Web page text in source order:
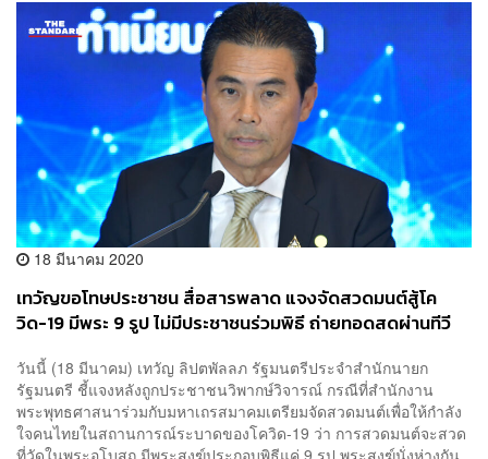
18 มีนาคม 2020
เทวัญขอโทษประชาชน สื่อสารพลาด แจงจัดสวดมนต์สู้โค
วิด-19 มีพระ 9 รูป ไม่มีประชาชนร่วมพิธี ถ่ายทอดสดผ่านทีวี
วันนี้ (18 มีนาคม) เทวัญ ลิปตพัลลภ รัฐมนตรีประจำสำนักนายก
รัฐมนตรี ชี้แจงหลังถูกประชาชนวิพากษ์วิจารณ์ กรณีที่สำนักงาน
พระพุทธศาสนาร่วมกับมหาเถรสมาคมเตรียมจัดสวดมนต์เพื่อให้กำลัง
ใจคนไทยในสถานการณ์ระบาดของโควิด-19 ว่า การสวดมนต์จะสวด